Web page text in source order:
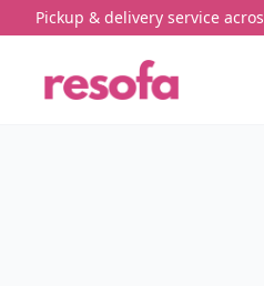
Pickup & delivery service